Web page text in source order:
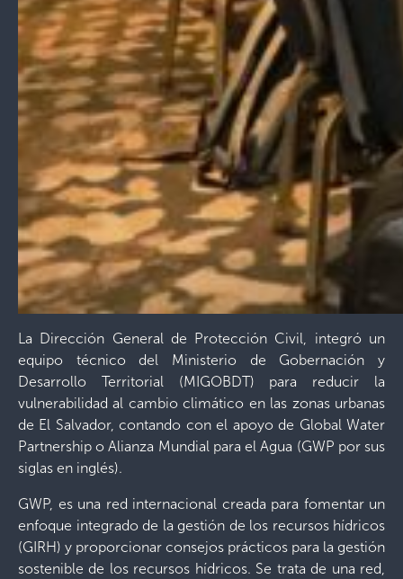
La Dirección General de Protección Civil, integró un
equipo técnico del Ministerio de Gobernación y
Desarrollo Territorial (MIGOBDT) para reducir la
vulnerabilidad al cambio climático en las zonas urbanas
de El Salvador, contando con el apoyo de Global Water
Partnership o Alianza Mundial para el Agua (GWP por sus
siglas en inglés).
GWP, es una red internacional creada para fomentar un
enfoque integrado de la gestión de los recursos hídricos
(GIRH) y proporcionar consejos prácticos para la gestión
sostenible de los recursos hídricos. Se trata de una red,